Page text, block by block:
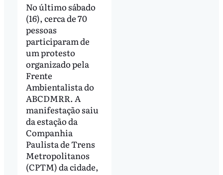
No último sábado
(16), cerca de 70
pessoas
participaram de
um protesto
organizado pela
Frente
Ambientalista do
ABCDMRR. A
manifestação saiu
da estação da
Companhia
Paulista de Trens
Metropolitanos
(CPTM) da cidade,